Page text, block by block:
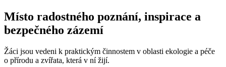
Místo radostného poznání, inspirace a
bezpečného zázemí
Žáci jsou vedeni k praktickým činnostem v oblasti ekologie a péče
o přírodu a zvířata, která v ní žijí.